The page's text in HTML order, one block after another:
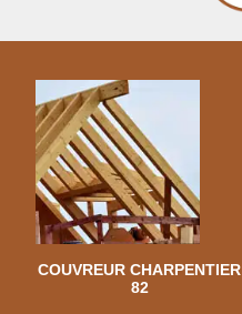
COUVREUR CHARPENTIER
82